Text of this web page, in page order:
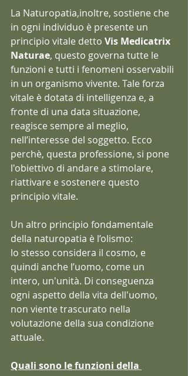
La Naturopatia,inoltre, sostiene che
in ogni individuo è presente un
principio vitale detto Vis Medicatrix
Naturae, questo governa tutte le
funzioni e tutti i fenomeni osservabili
in un organismo vivente. Tale forza
vitale è dotata di intelligenza e, a
fronte di una data situazione,
reagisce sempre al meglio,
nell’interesse del soggetto. Ecco
perchè, questa professione, si pone
l'obiettivo di andare a stimolare,
riattivare e sostenere questo
principio vitale.
Un altro principio fondamentale
della naturopatia è l’olismo:
lo stesso considera il cosmo, e
quindi anche l’uomo, come un
intero, un'unità. Di conseguenza
ogni aspetto della vita dell'uomo,
non viente trascurato nella
volutazione della sua condizione
attuale.
Quali sono le funzioni della